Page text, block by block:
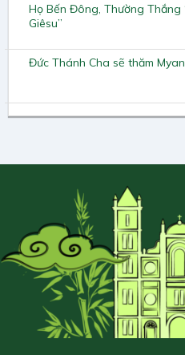
Họ Bến Đông, Thường Thắng
Giêsu”
Đức Thánh Cha sẽ thăm